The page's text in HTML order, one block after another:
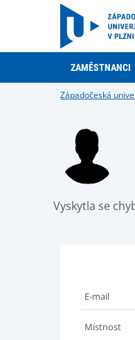
ZAMĚSTNANCI
Západočeská
Vyskytla se
E-mail
Místnost